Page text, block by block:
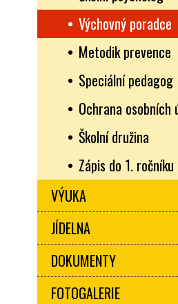
Výchovný poradce
Metodik prevence
Speciální pedagog
Ochrana osobních
Školní družina
Zápis do 1. ročníku
VÝUKA
JÍDELNA
DOKUMENTY
FOTOGALERIE